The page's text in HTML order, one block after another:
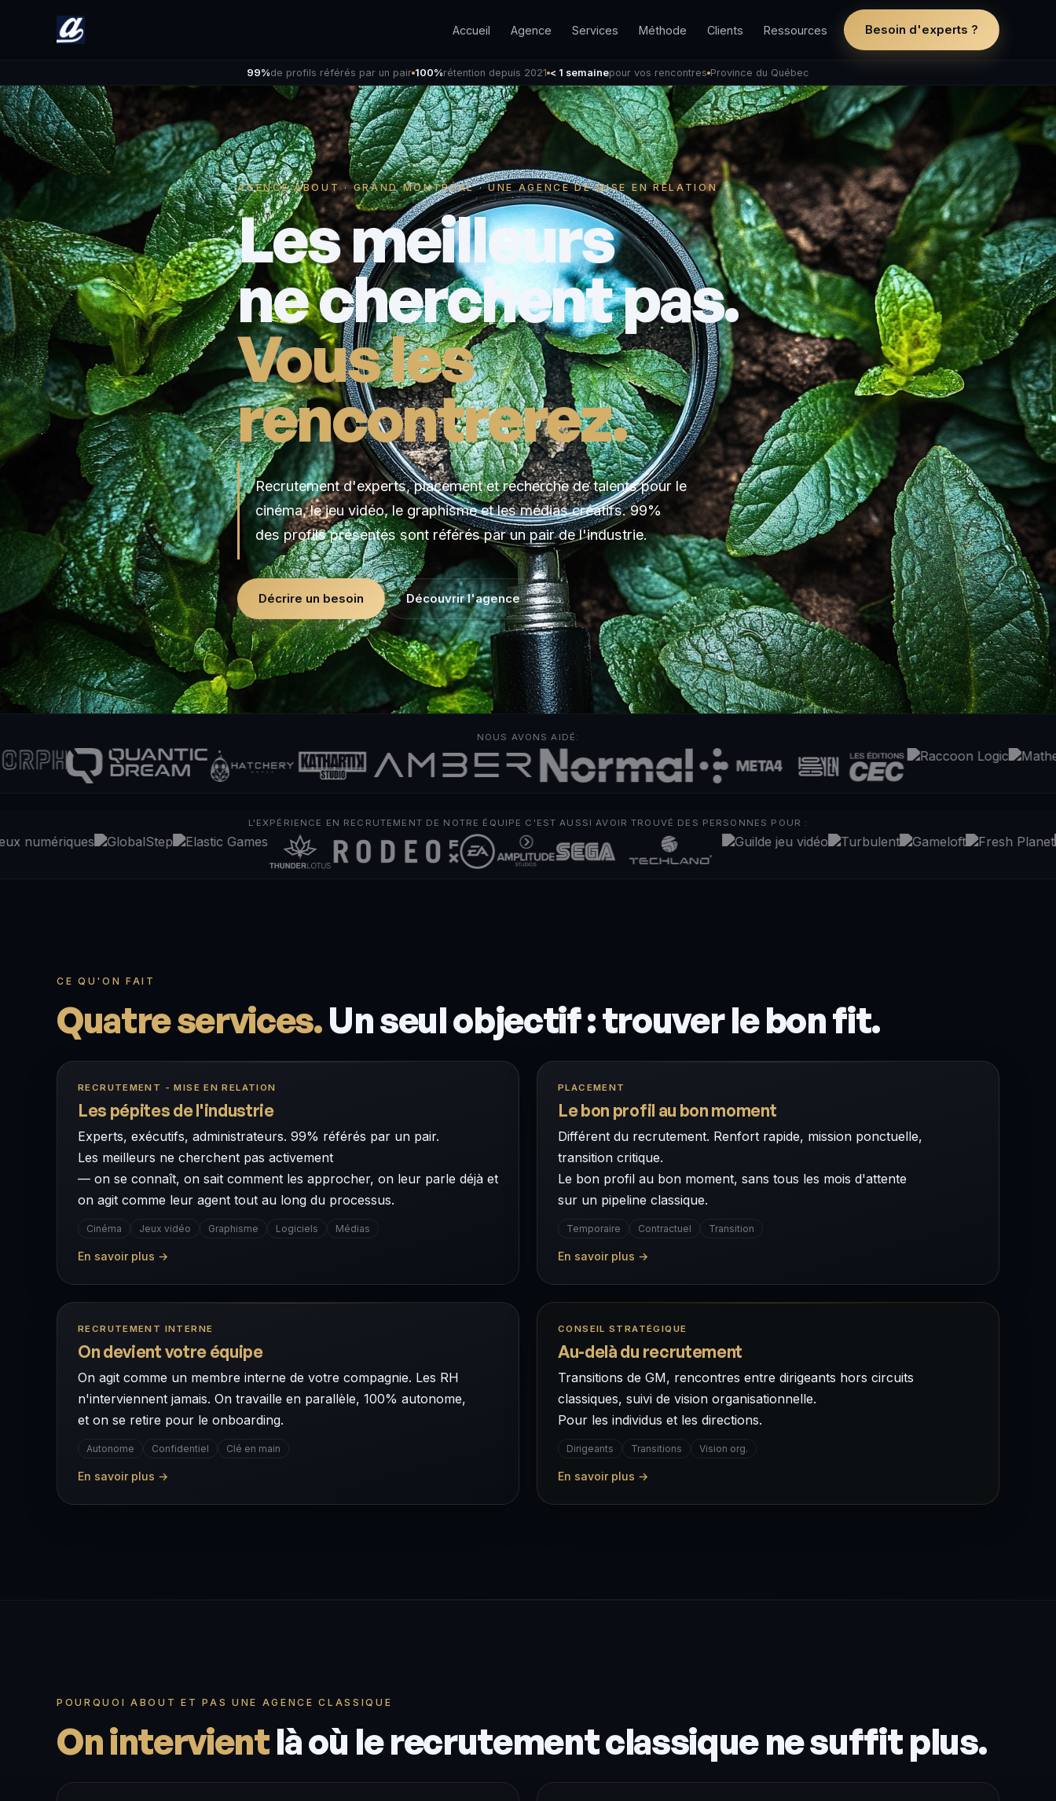
Accueil Agence Services Méthode Clients Ressources Besoin d'experts ?
99%de profils référés par un pair 100%rétention depuis 2021 < 1 semainepour vos rencontres Province du Québec
AGENCE ABOUT · GRAND MONTRÉAL · UNE AGENCE DE MISE EN RELATION
Les meilleurs
ne cherchent pas.
Vous les
rencontrerez.
Recrutement d'experts, placement et recherche de talents pour le
cinéma, le jeu vidéo, le graphisme et les médias créatifs. 99%
des profils présentés sont référés par un pair de l'industrie.
Décrire un besoin Découvrir l'agence
NOUS AVONS AIDÉ:
L'EXPÉRIENCE EN RECRUTEMENT DE NOTRE ÉQUIPE C'EST AUSSI AVOIR TROUVÉ DES PERSONNES POUR :
CE QU'ON FAIT
Quatre services.Un seul objectif : trouver le bon fit.
RECRUTEMENT - MISE EN RELATION
Les pépites de l'industrie
Experts, exécutifs, administrateurs. 99% référés par un pair.
Les meilleurs ne cherchent pas activement
— on se connaît, on sait comment les approcher, on leur parle déjà et
on agit comme leur agent tout au long du processus.
Cinéma Jeux vidéo Graphisme Logiciels Médias
En savoir plus →
PLACEMENT
Le bon profil au bon moment
Différent du recrutement. Renfort rapide, mission ponctuelle,
transition critique.
Le bon profil au bon moment, sans tous les mois d'attente
sur un pipeline classique.
Temporaire Contractuel Transition
En savoir plus →
RECRUTEMENT INTERNE
On devient votre équipe
On agit comme un membre interne de votre compagnie. Les RH
n'interviennent jamais. On travaille en parallèle, 100% autonome,
et on se retire pour le onboarding.
Autonome Confidentiel Clé en main
En savoir plus →
CONSEIL STRATÉGIQUE
Au-delà du recrutement
Transitions de GM, rencontres entre dirigeants hors circuits
classiques, suivi de vision organisationnelle.
Pour les individus et les directions.
Dirigeants Transitions Vision org.
En savoir plus →
POURQUOI ABOUT ET PAS UNE AGENCE CLASSIQUE
On intervientlà où le recrutement classique ne suffit plus.